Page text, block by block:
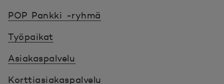
POP Pankki -ryhmä
Työpaikat
Asiakaspalvelu
Korttiasiakaspalvelu